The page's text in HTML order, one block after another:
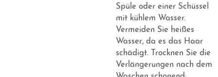
Spüle oder einer Schüssel
mit kühlem Wasser.
Vermeiden Sie heißes
Wasser, da es das Haar
schädigt. Trocknen Sie die
Verlängerungen nach dem